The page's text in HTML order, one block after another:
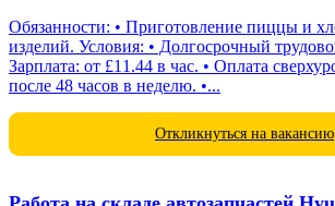
Обязанности: • Приготовление пиццы и хлебобулочных
изделий. Условия: • Долгосрочный трудовой договор. •
Зарплата: от £11.44 в час. • Оплата сверхурочных: £14.30 в час
после 48 часов в неделю. •...
Откликнуться на вакансию